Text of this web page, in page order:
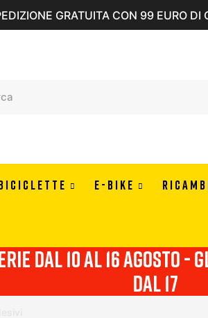
GRATUITA CON 99 EURO DI
E-BIKE
dal 10 al 16 agosto
dal 17